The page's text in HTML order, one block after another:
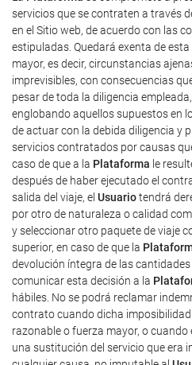
servicios que se contraten a través
en el Sitio web, de acuerdo con las
estipuladas. Quedará exenta de
mayor, es decir, circunstancias
imprevisibles, con consecuencias
pesar de toda la diligencia
englobando aquellos supuestos en
de actuar con la debida diligencia y
servicios contratados por causas
caso de que a la Plataforma le
después de haber ejecutado el
salida del viaje, el Usuariotendrá
por otro de naturaleza o calidad
y seleccionar otro paquete de viaje
superior, en caso de que la
devolución íntegra de las
comunicar esta decisión a la
hábiles. No se podrá reclamar
contrato cuando dicha
razonable o fuerza mayor, o cuando
una sustitución del servicio que era